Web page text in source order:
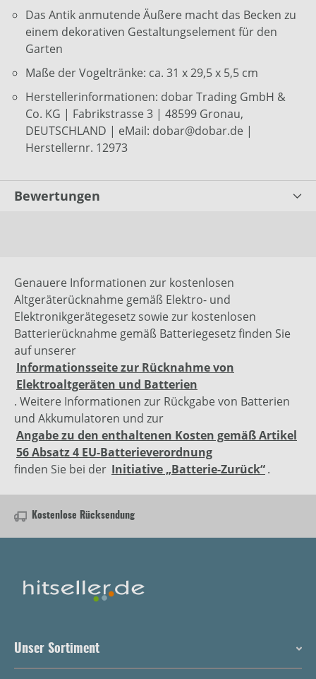
Das Antik anmutende Äußere macht das Becken zu
einem dekorativen Gestaltungselement für den
Garten
Maße der Vogeltränke: ca. 31 x 29,5 x 5,5 cm
Herstellerinformationen: dobar Trading GmbH &
Co. KG | Fabrikstrasse 3 | 48599 Gronau,
DEUTSCHLAND | eMail: dobar@dobar.de |
Herstellernr. 12973
Bewertungen
Genauere Informationen zur kostenlosen
Altgeräterücknahme gemäß Elektro- und
Elektronikgerätegesetz sowie zur kostenlosen
Batterierücknahme gemäß Batteriegesetz finden Sie
auf unserer
Informationsseite zur Rücknahme von
Elektroaltgeräten und Batterien
. Weitere Informationen zur Rückgabe von Batterien
und Akkumulatoren und zur
Angabe zu den enthaltenen Kosten gemäß Artikel
56 Absatz 4 EU-Batterieverordnung
finden Sie bei der Initiative „Batterie-Zurück“.
Kostenlose Rücksendung
Unser Sortiment